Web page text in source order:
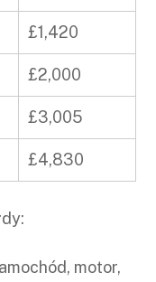
£1,420
£2,000
£3,005
£4,830
motor,